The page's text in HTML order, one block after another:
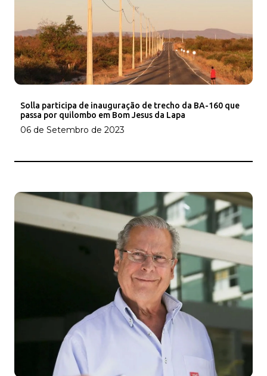
Solla participa de inauguração de trecho da BA-160 que
passa por quilombo em Bom Jesus da Lapa
06 de Setembro de 2023